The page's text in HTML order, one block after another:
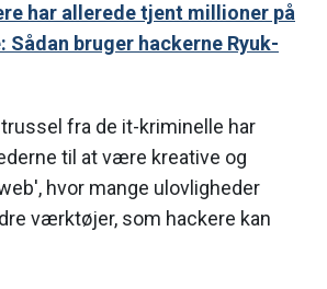
har allerede tjent millioner på
Sådan bruger hackerne Ryuk-
fra de it-kriminelle har
til at være kreative og
hvor mange ulovligheder
værktøjer, som hackere kan